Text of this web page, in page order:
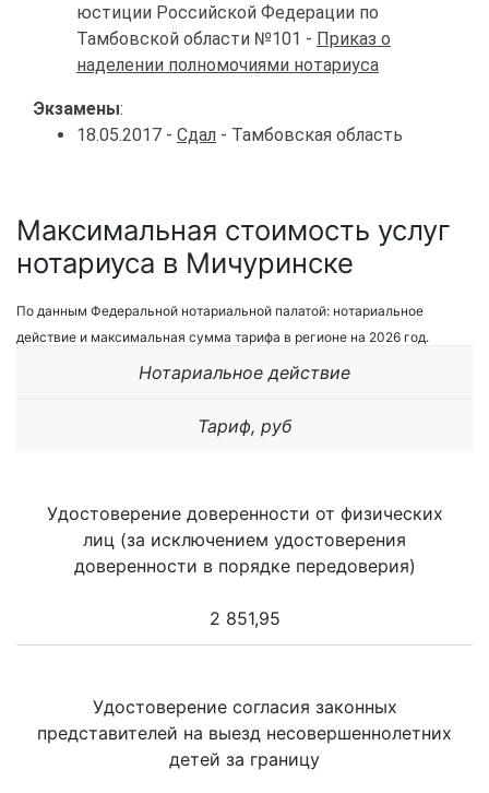
юстиции Российской Федерации по
Тамбовской области №101 - Приказ о
наделении полномочиями нотариуса
Экзамены:
18.05.2017 - Сдал - Тамбовская область
Максимальная стоимость услуг
нотариуса в Мичуринске
По данным Федеральной нотариальной палатой: нотариальное
действие и максимальная сумма тарифа в регионе на 2026 год.
Нотариальное действие
Тариф, руб
Удостоверение доверенности от физических
лиц (за исключением удостоверения
доверенности в порядке передоверия)
2 851,95
Удостоверение согласия законных
представителей на выезд несовершеннолетних
детей за границу